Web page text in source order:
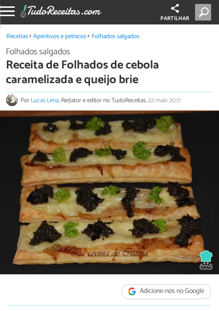
PARTILHAR
Receitas Aperitivos e petiscos Folhados salgados
Folhados salgados
Receita de Folhados de cebola
caramelizada e queijo brie
PorLucas Lima, Redator e editor no TudoReceitas.22 maio 2017
Adicione-nos no Google